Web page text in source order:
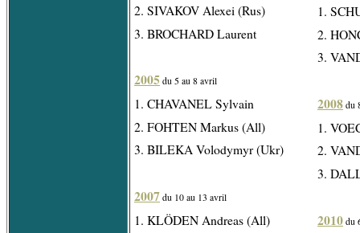
2. SIVAKOV Alexei (Rus)
3. BROCHARD Laurent
2005 du 5 au 8 avril
1. CHAVANEL Sylvain
2. FOHTEN Markus (All)
3. BILEKA Volodymyr (Ukr)
2007 du 10 au 13 avril
1. KLÖDEN Andreas (All)
1.
2.
3.
2008 du
1.
2.
3.
2010 du